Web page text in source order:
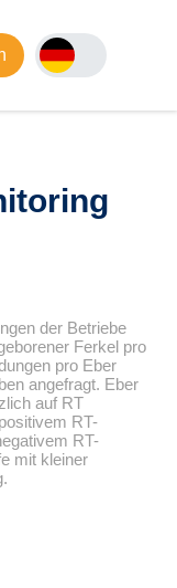
der Betriebe
Ferkel pro
pro Eber
angefragt. Eber
auf RT
RT-
RT-
mit kleiner